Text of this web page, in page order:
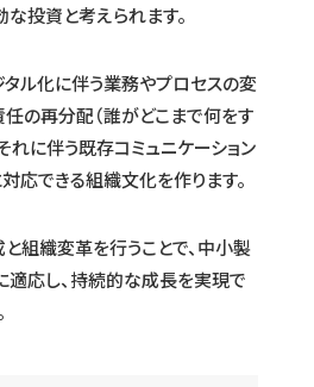
投資と考えられます。
ル化に伴う業務やプロセスの変
の再分配（誰がどこまで何をす
れに伴う既存コミュニケーション
応できる組織文化を作ります。
組織変革を行うことで、中小製
適応し、持続的な成長を実現で